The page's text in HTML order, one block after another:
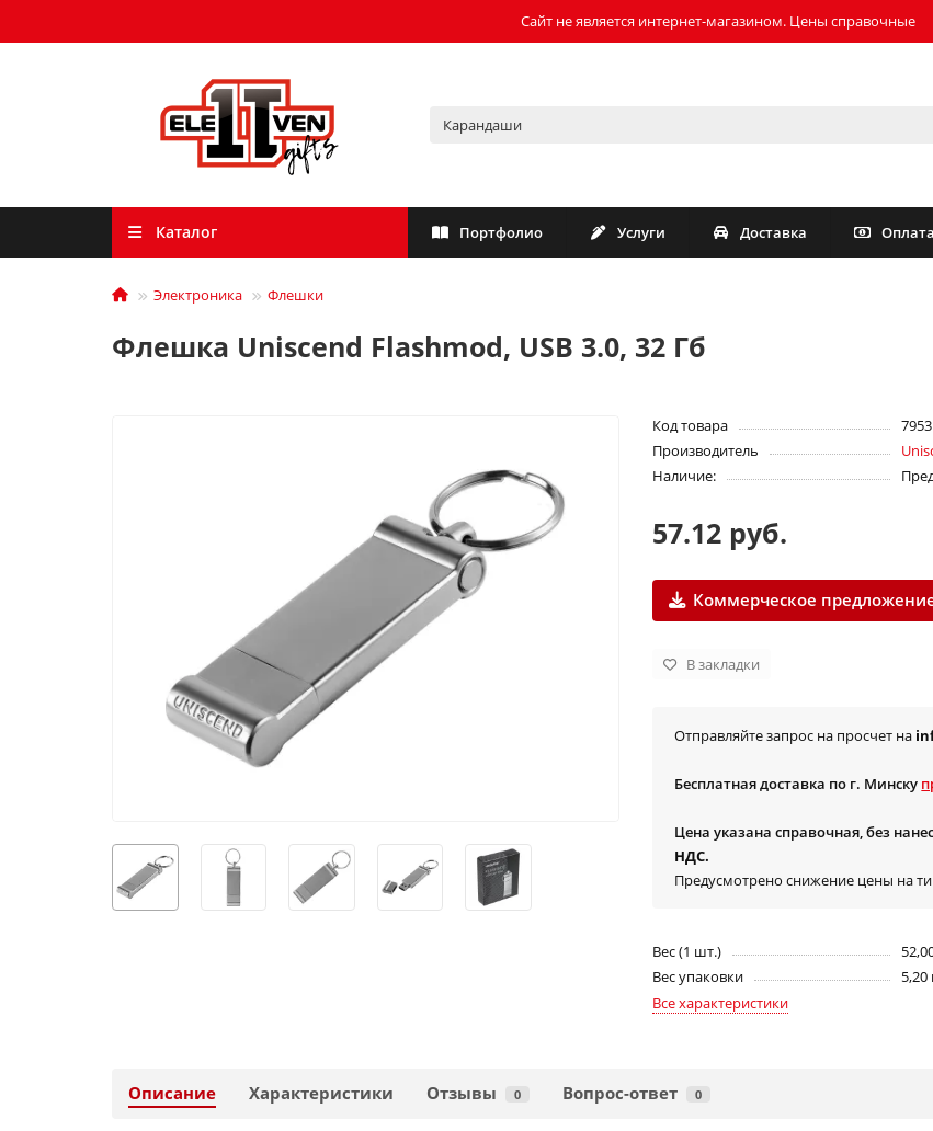
Сайт не является интернет-магазином. Цены справочные
Каталог Портфолио Услуги Доставка Оплата
Электроника Флешки
Флешка Uniscend Flashmod, USB 3.0, 32 Гб
Код товара
Производитель
Наличие:
57.12 руб.
Коммерческое
В закладки
Отправляйте запрос на просчет на
Бесплатная доставка по г. Минску
Цена указана справочная, без
НДС.
Предусмотрено снижение цены на
Вес (1 шт.)
Вес упаковки
5,20
Все характеристики
Описание Характеристики Отзывы 0 Вопрос-ответ 0